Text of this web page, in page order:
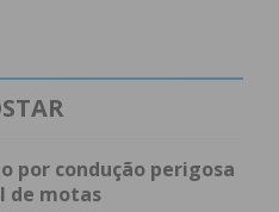
com ostermos e
por condução perigosa
de motas